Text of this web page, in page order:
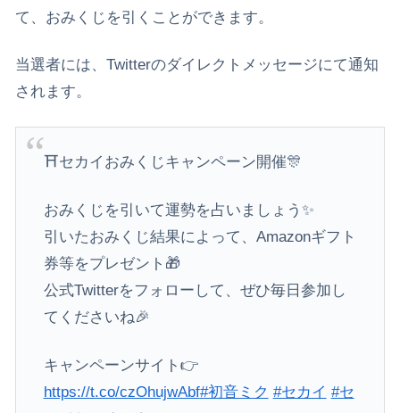
て、おみくじを引くことができます。
当選者には、Twitterのダイレクトメッセージにて通知
されます。
⛩️セカイおみくじキャンペーン開催🎊
おみくじを引いて運勢を占いましょう✨
引いたおみくじ結果によって、Amazonギフト
券等をプレゼント🎁
公式Twitterをフォローして、ぜひ毎日参加し
てくださいね🎉
キャンペーンサイト👉
https://t.co/czOhujwAbf#初音ミク #セカイ #セ